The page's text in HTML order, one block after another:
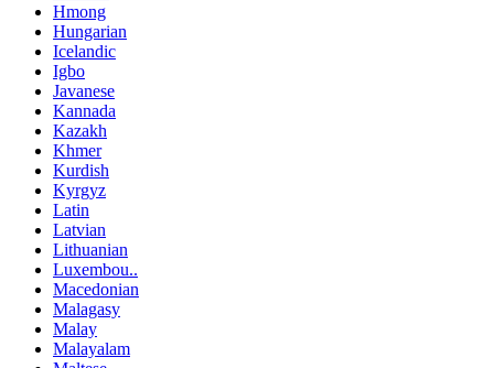
Hmong
Hungarian
Icelandic
Igbo
Javanese
Kannada
Kazakh
Khmer
Kurdish
Kyrgyz
Latin
Latvian
Lithuanian
Luxembou..
Macedonian
Malagasy
Malay
Malayalam